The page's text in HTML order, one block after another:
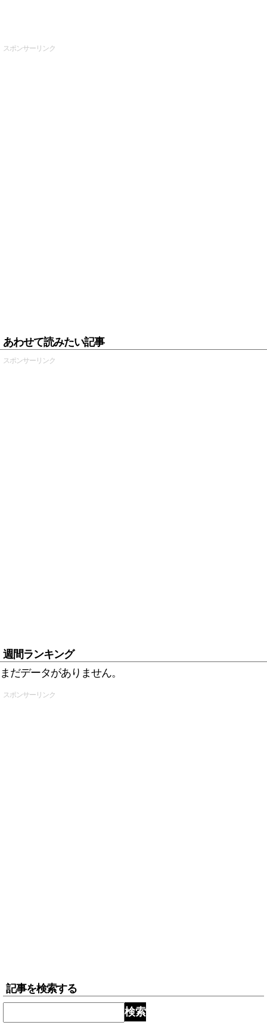
スポンサーリンク
あわせて読みたい記事
スポンサーリンク
週間ランキング
まだデータがありません。
スポンサーリンク
記事を検索する
検索